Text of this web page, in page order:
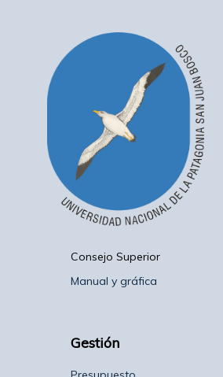
Consejo Superior
Manual y gráfica
Gestión